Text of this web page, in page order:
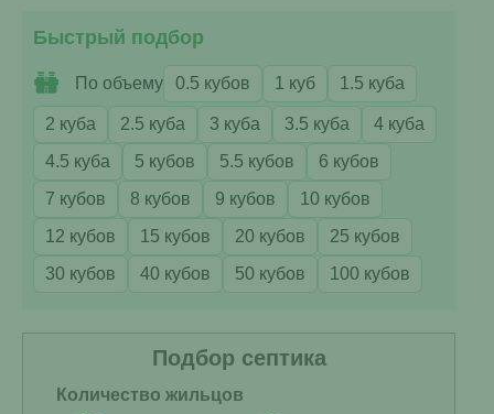
Быстрый подбор
По объему 0.5 кубов 1 куб 1.5 куба
2 куба 2.5 куба 3 куба 3.5 куба
4 куба
4.5 куба
5 кубов 5.5 кубов
6 кубов
7 кубов
8 кубов 9 кубов
10 кубов
12 кубов
15 кубов 20 кубов
25 кубов
30 кубов
40 кубов 50 кубов 100 кубов
Подбор септика
Количество жильцов